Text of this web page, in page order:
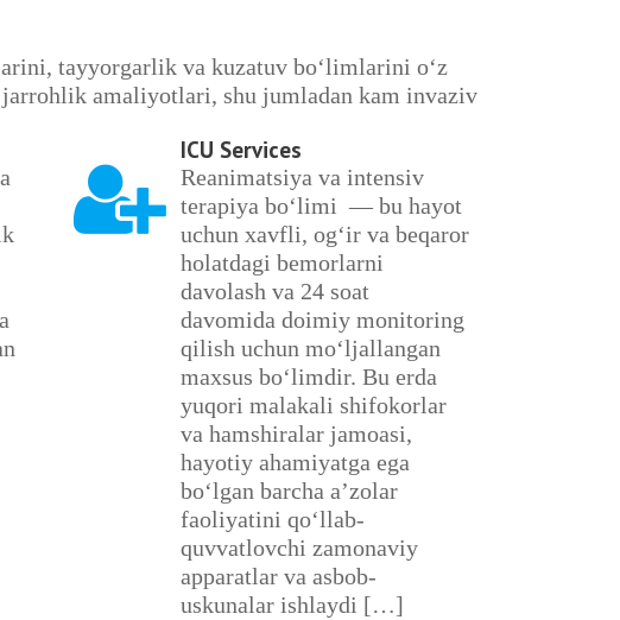
tayyorgarlik va kuzatuv bo‘limlarini o‘z
amaliyotlari, shu jumladan kam invaziv
ICU Services
Reanimatsiya va intensiv
terapiya bo‘limi — bu hayot
uchun xavfli, og‘ir va beqaror
holatdagi bemorlarni
davolash va 24 soat
davomida doimiy monitoring
qilish uchun mo‘ljallangan
maxsus bo‘limdir. Bu erda
yuqori malakali shifokorlar
va hamshiralar jamoasi,
hayotiy ahamiyatga ega
bo‘lgan barcha a’zolar
faoliyatini qo‘llab-
quvvatlovchi zamonaviy
apparatlar va asbob-
uskunalar ishlaydi […]